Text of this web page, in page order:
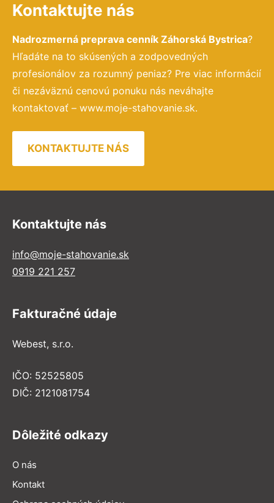
Kontaktujte nás
Nadrozmerná preprava cenník Záhorská Bystrica?
Hľadáte na to skúsených a zodpovedných
profesionálov za rozumný peniaz? Pre viac informácií
či nezáväznú cenovú ponuku nás neváhajte
kontaktovať – www.moje-stahovanie.sk.
KONTAKTUJTE NÁS
Kontaktujte nás
info@moje-stahovanie.sk
0919 221 257
Fakturačné údaje
Webest, s.r.o.
IČO: 52525805
DIČ: 2121081754
Dôležité odkazy
O nás
Kontakt